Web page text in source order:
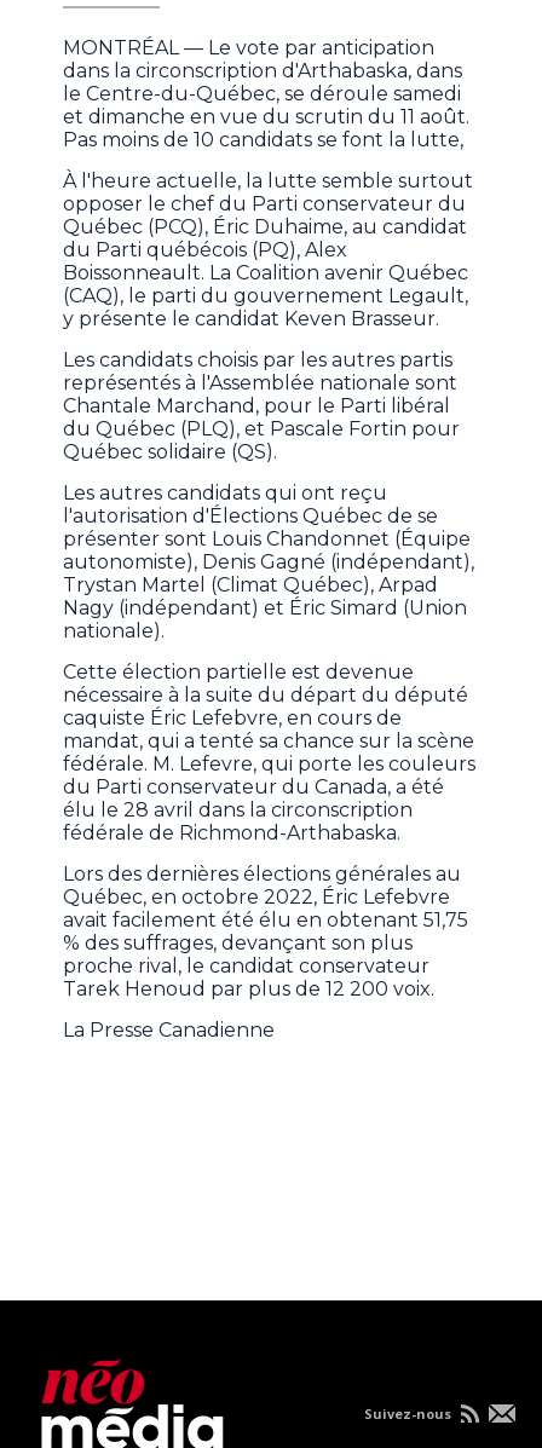
MONTRÉAL — Le vote par anticipation
dans la circonscription d'Arthabaska, dans
le Centre-du-Québec, se déroule samedi
et dimanche en vue du scrutin du 11 août.
Pas moins de 10 candidats se font la lutte,
À l'heure actuelle, la lutte semble surtout
opposer le chef du Parti conservateur du
Québec (PCQ), Éric Duhaime, au candidat
du Parti québécois (PQ), Alex
Boissonneault. La Coalition avenir Québec
(CAQ), le parti du gouvernement Legault,
y présente le candidat Keven Brasseur.
Les candidats choisis par les autres partis
représentés à l'Assemblée nationale sont
Chantale Marchand, pour le Parti libéral
du Québec (PLQ), et Pascale Fortin pour
Québec solidaire (QS).
Les autres candidats qui ont reçu
l'autorisation d'Élections Québec de se
présenter sont Louis Chandonnet (Équipe
autonomiste), Denis Gagné (indépendant),
Trystan Martel (Climat Québec), Arpad
Nagy (indépendant) et Éric Simard (Union
nationale).
Cette élection partielle est devenue
nécessaire à la suite du départ du député
caquiste Éric Lefebvre, en cours de
mandat, qui a tenté sa chance sur la scène
fédérale. M. Lefevre, qui porte les couleurs
du Parti conservateur du Canada, a été
élu le 28 avril dans la circonscription
fédérale de Richmond-Arthabaska.
Lors des dernières élections générales au
Québec, en octobre 2022, Éric Lefebvre
avait facilement été élu en obtenant 51,75
% des suffrages, devançant son plus
proche rival, le candidat conservateur
Tarek Henoud par plus de 12 200 voix.
La Presse Canadienne
Suivez-nous